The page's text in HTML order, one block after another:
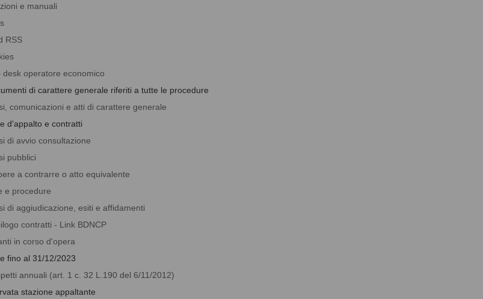
e manuali
RSS
desk operatore economico
di carattere generale riferiti a tutte le procedure
comunicazioni e atti di carattere generale
d'appalto e contratti
di avvio consultazione
pubblici
a contrarre o atto equivalente
e procedure
di aggiudicazione, esiti e affidamenti
contratti - Link BDNCP
in corso d'opera
fino al 31/12/2023
annuali (art. 1 c. 32 L.190 del 6/11/2012)
stazione appaltante